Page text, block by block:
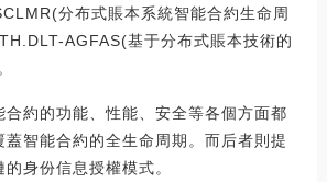
分布式賬本系統智能合約生命周
AGFAS(基于分布式賬本技術的
合約的功能、性能、安全等各個方面都
智能合約的全生命周期。而后者則提
身份信息授權模式。